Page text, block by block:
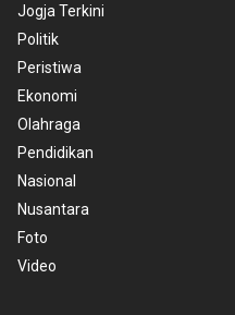
Jogja Terkini
Politik
Peristiwa
Ekonomi
Olahraga
Pendidikan
Nasional
Nusantara
Foto
Video